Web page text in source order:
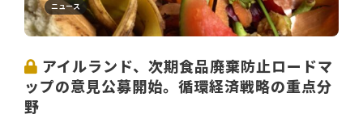
ニュース
アイルランド、次期食品廃棄防止ロードマ
ップの意見公募開始。循環経済戦略の重点分
野